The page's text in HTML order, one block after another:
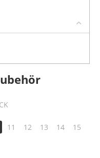
11 12 13 14
15